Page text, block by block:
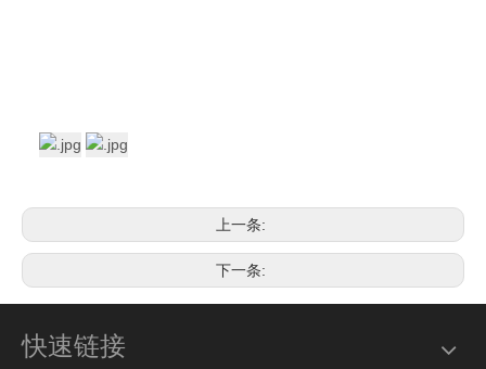
上一条:
下一条:
快速链接